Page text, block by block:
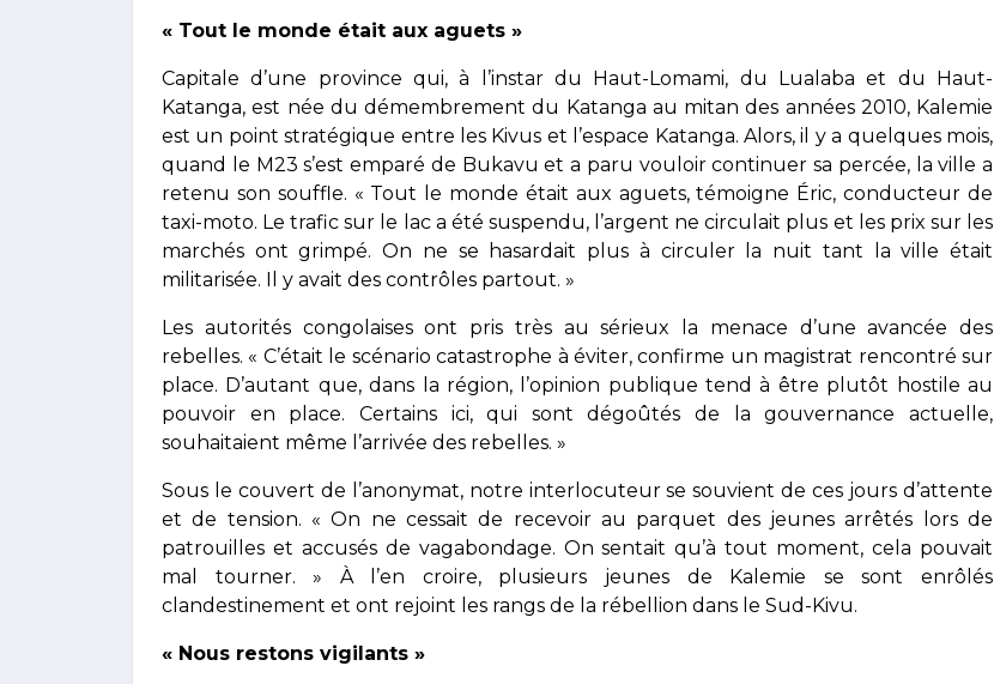
« Tout le monde était aux aguets »
Capitale d’une province qui, à l’instar du Haut-Lomami, du Lualaba et du Haut-
Katanga, est née du démembrement du Katanga au mitan des années 2010, Kalemie
est un point stratégique entre les Kivus et l’espace Katanga. Alors, il y a quelques mois,
quand le M23 s’est emparé de Bukavu et a paru vouloir continuer sa percée, la ville a
retenu son souffle. « Tout le monde était aux aguets, témoigne Éric, conducteur de
taxi-moto. Le trafic sur le lac a été suspendu, l’argent ne circulait plus et les prix sur les
marchés ont grimpé. On ne se hasardait plus à circuler la nuit tant la ville était
militarisée. Il y avait des contrôles partout. »
Les autorités congolaises ont pris très au sérieux la menace d’une avancée des
rebelles. « C’était le scénario catastrophe à éviter, confirme un magistrat rencontré sur
place. D’autant que, dans la région, l’opinion publique tend à être plutôt hostile au
pouvoir en place. Certains ici, qui sont dégoûtés de la gouvernance actuelle,
souhaitaient même l’arrivée des rebelles. »
Sous le couvert de l’anonymat, notre interlocuteur se souvient de ces jours d’attente
et de tension. « On ne cessait de recevoir au parquet des jeunes arrêtés lors de
patrouilles et accusés de vagabondage. On sentait qu’à tout moment, cela pouvait
mal tourner. » À l’en croire, plusieurs jeunes de Kalemie se sont enrôlés
clandestinement et ont rejoint les rangs de la rébellion dans le Sud-Kivu.
« Nous restons vigilants »